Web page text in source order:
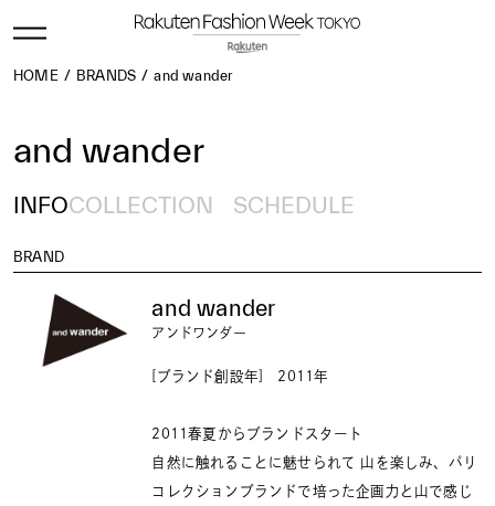
HOME BRANDS and wander
and wander
INFOCOLLECTION SCHEDULE
BRAND
and wander
アンドワンダー
[ブランド創設年] 2011年
2011春夏からブランドスタート
自然に触れることに魅せられて 山を楽しみ、パリ
コレクションブランドで培った企画力と山で感じ